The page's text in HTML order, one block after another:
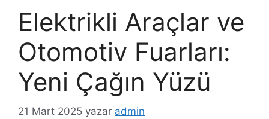
Elektrikli Araçlar ve
Otomotiv Fuarları:
Yeni Çağın Yüzü
21 Mart 2025 yazar admin